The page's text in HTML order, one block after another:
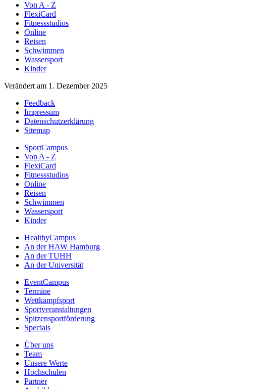
Von A - Z
FlexiCard
Fitnessstudios
Online
Reisen
Schwimmen
Wassersport
Kinder
Verändert am 1. Dezember 2025
Feedback
Impressum
Datenschutzerklärung
Sitemap
SportCampus
Von A - Z
FlexiCard
Fitnessstudios
Online
Reisen
Schwimmen
Wassersport
Kinder
HealthyCampus
An der HAW Hamburg
An der TUHH
An der Universität
EventCampus
Termine
Wettkampfsport
Sportveranstaltungen
Spitzensportförderung
Specials
Über uns
Team
Unsere Werte
Hochschulen
Partner